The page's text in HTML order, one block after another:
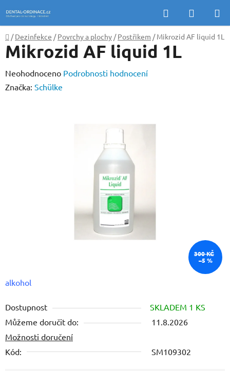
na
obsah
Hledat
KOŠÍK
Domů
/ Dezinfekce / Povrchy a plochy / Postřikem / Mikrozid AF liquid 1L
alkohol
Dostupnost
SKLADEM 1 KS
Můžeme doručit do:
11.8.2026
Možnosti doručení
Kód:
SM109302
Mikrozid AF liquid 1L
Průměrné
hodnocení
Neohodnoceno Podrobnosti hodnocení
Značka: Schülke
300 KČ
–5 %